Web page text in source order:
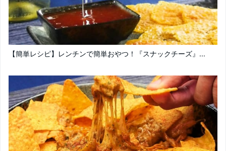
【簡単レシピ】レンチンで簡単おやつ！『スナックチーズ』...